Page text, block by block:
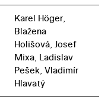
Karel Höger,
Blažena
Holišová, Josef
Mixa, Ladislav
Pešek, Vladimír
Hlavatý